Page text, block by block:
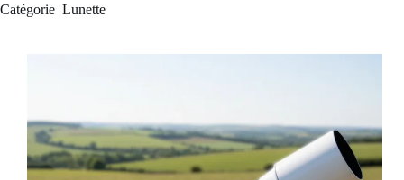
Catégorie Lunette